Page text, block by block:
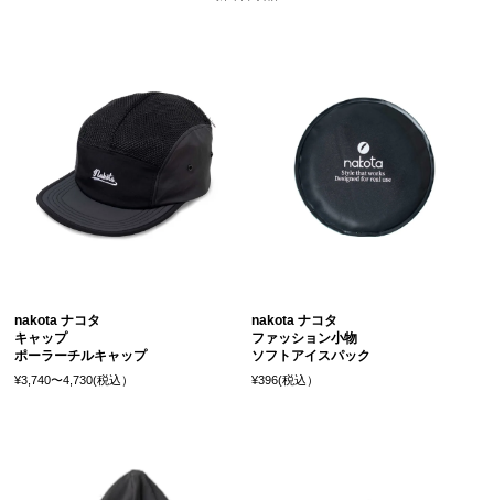
nakota ナコタ
キャップ
ポーラーチルキャップ
¥3,740〜4,730(税込）
nakota ナコタ
ファッション小物
ソフトアイスパック
¥396(税込）